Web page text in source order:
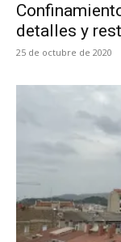
detalles y
25 de octubre de 2020